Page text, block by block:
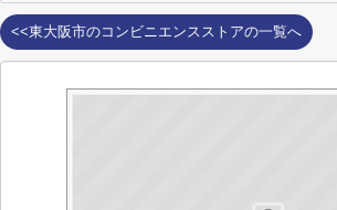
<<東大阪市のコンビニエンスストアの一覧へ